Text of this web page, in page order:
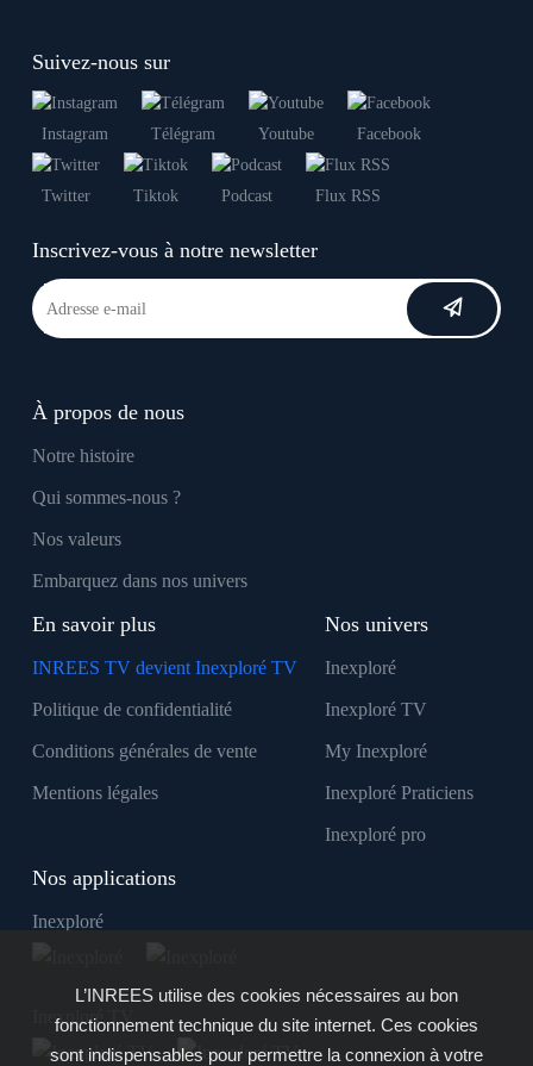
Suivez-nous sur
Instagram Télégram Youtube Facebook
Twitter Tiktok Podcast Flux RSS
Inscrivez-vous à notre newsletter
À propos de nous
Notre histoire
Qui sommes-nous ?
Nos valeurs
Embarquez dans nos univers
En savoir plus
INREES TV devient Inexploré TV
Politique de confidentialité
Conditions générales de vente
Mentions légales
Nos univers
Inexploré
Inexploré TV
My Inexploré
Inexploré Praticiens
Inexploré pro
Nos applications
Inexploré
Inexploré TV
L’INREES utilise des cookies nécessaires au bon
fonctionnement technique du site internet. Ces cookies
sont indispensables pour permettre la connexion à votre